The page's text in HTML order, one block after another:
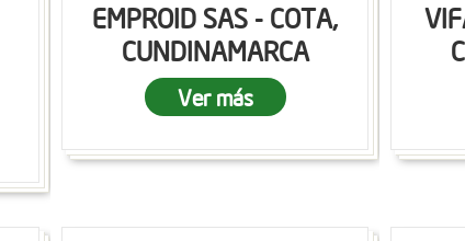
EMPROID SAS - COTA,
CUNDINAMARCA
Ver más